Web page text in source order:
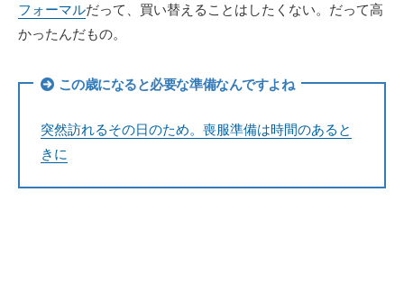
フォーマルだって、買い替えることはしたくない。だって高
かったんだもの。
この歳になると必要な準備なんですよね
突然訪れるその日のため。喪服準備は時間のあると
きに